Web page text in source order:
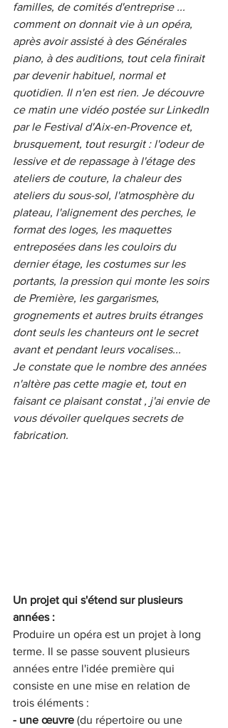
familles, de comités d'entreprise ...
comment on donnait vie à un opéra,
après avoir assisté à des Générales
piano, à des auditions, tout cela finirait
par devenir habituel, normal et
quotidien. Il n'en est rien. Je découvre
ce matin une vidéo postée sur LinkedIn
par le Festival d'Aix-en-Provence et,
brusquement, tout resurgit : l'odeur de
lessive et de repassage à l'étage des
ateliers de couture, la chaleur des
ateliers du sous-sol, l'atmosphère du
plateau, l'alignement des perches, le
format des loges, les maquettes
entreposées dans les couloirs du
dernier étage, les costumes sur les
portants, la pression qui monte les soirs
de Première, les gargarismes,
grognements et autres bruits étranges
dont seuls les chanteurs ont le secret
avant et pendant leurs vocalises...
Je constate que le nombre des années
n'altère pas cette magie et, tout en
faisant ce plaisant constat , j'ai envie de
vous dévoiler quelques secrets de
fabrication.
Un projet qui s'étend sur plusieurs
années :
Produire un opéra est un projet à long
terme. Il se passe souvent plusieurs
années entre l'idée première qui
consiste en une mise en relation de
trois éléments :
- une œuvre (du répertoire ou une